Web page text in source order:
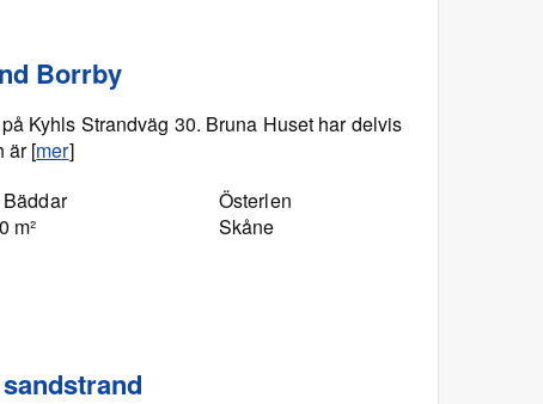
Borrby
Kyhls Strandväg 30. Bruna Huset har delvis
är [mer]
m²
Österlen
Skåne